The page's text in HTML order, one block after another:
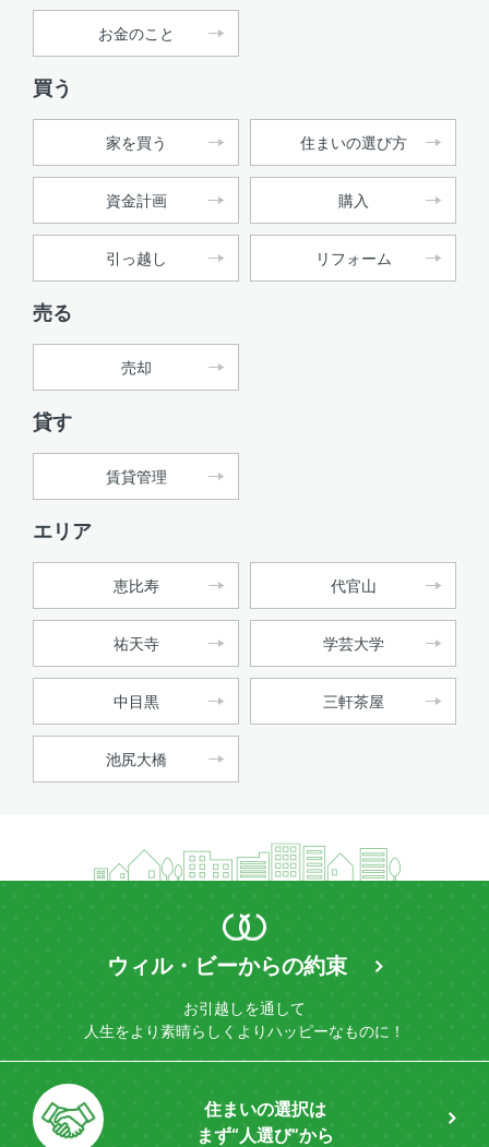
お金のこと
買う
家を買う 住まいの選び方
資金計画 購入
引っ越し リフォーム
売る
売却
貸す
賃貸管理
エリア
恵比寿 代官山
祐天寺 学芸大学
中目黒 三軒茶屋
池尻大橋
ウィル・ビーからの約束
お引越しを通して
人生をより素晴らしく よりハッピーなものに！
住まいの選択は
まず“人選び”から